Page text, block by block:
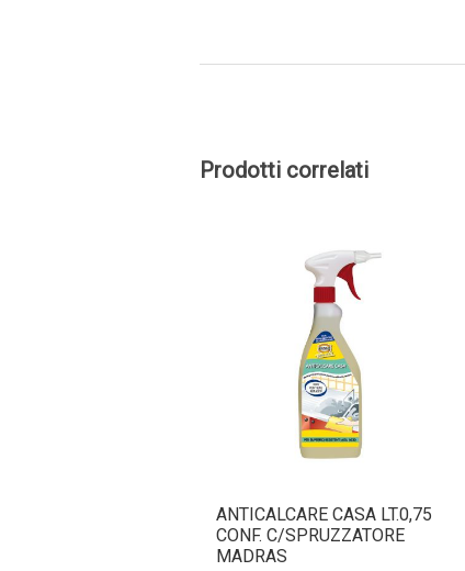
Prodotti correlati
ANTICALCARE CASA LT.0,75
CONF. C/SPRUZZATORE
MADRAS